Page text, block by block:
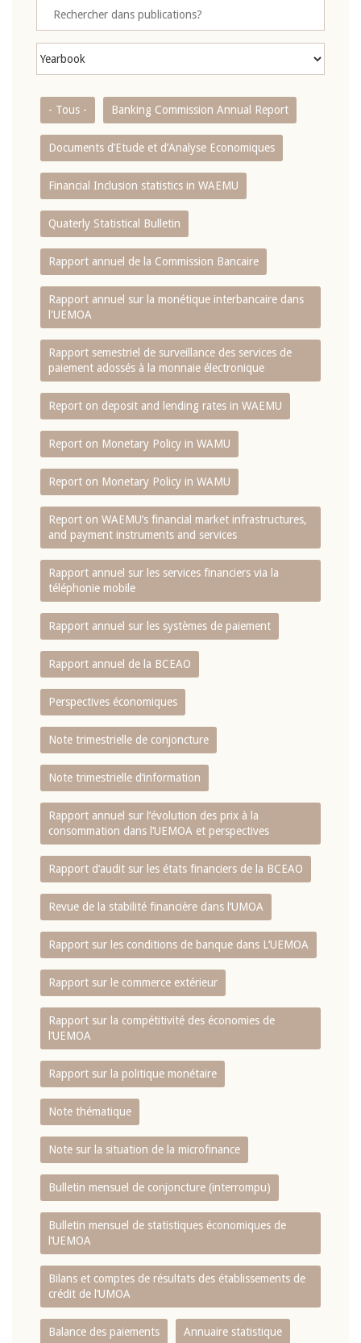
- Tous - Banking Commission Annual Report
Documents d’Etude et d’Analyse Economiques
Financial Inclusion statistics in WAEMU
Quaterly Statistical Bulletin
Rapport annuel de la Commission Bancaire
Rapport annuel sur la monétique interbancaire dans
l'UEMOA
Rapport semestriel de surveillance des services de
paiement adossés à la monnaie électronique
Report on deposit and lending rates in WAEMU
Report on Monetary Policy in WAMU
Report on Monetary Policy in WAMU
Report on WAEMU’s financial market infrastructures,
and payment instruments and services
Rapport annuel sur les services financiers via la
téléphonie mobile
Rapport annuel sur les systèmes de paiement
Rapport annuel de la BCEAO
Perspectives économiques
Note trimestrielle de conjoncture
Note trimestrielle d‘information
Rapport annuel sur l‘évolution des prix à la
consommation dans l‘UEMOA et perspectives
Rapport d‘audit sur les états financiers de la BCEAO
Revue de la stabilité financière dans l‘UMOA
Rapport sur les conditions de banque dans L‘UEMOA
Rapport sur le commerce extérieur
Rapport sur la compétitivité des économies de
l‘UEMOA
Rapport sur la politique monétaire
Note thématique
Note sur la situation de la microfinance
Bulletin mensuel de conjoncture (interrompu)
Bulletin mensuel de statistiques économiques de
l‘UEMOA
Bilans et comptes de résultats des établissements de
crédit de l‘UMOA
Balance des paiements Annuaire statistique